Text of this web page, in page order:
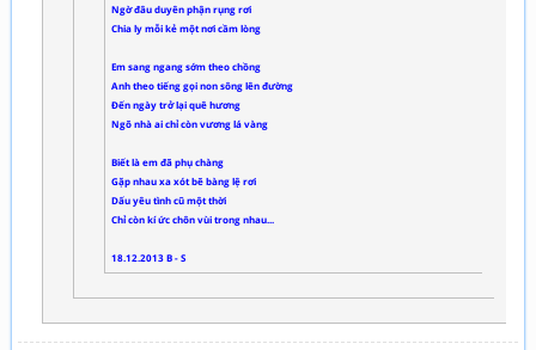
Ngờ đâu duyên phận rụng rơi
Chia ly mỗi kẻ một nơi cầm lòng
Em sang ngang sớm theo chồng
Anh theo tiếng gọi non sông lên đường
Đến ngày trở lại quê hương
Ngõ nhà ai chỉ còn vương lá vàng
Biết là em đã phụ chàng
Gặp nhau xa xót bẽ bàng lệ rơi
Dấu yêu tình cũ một thời
Chỉ còn kí ức chôn vùi trong nhau...
18.12.2013 B - S